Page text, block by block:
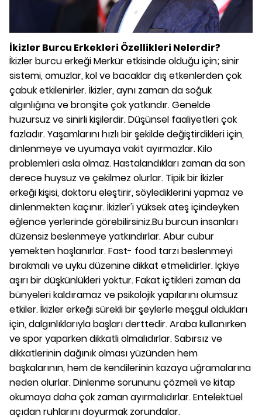
İkizler Burcu Erkekleri Özellikleri Nelerdir?
İkizler burcu erkeği Merkür etkisinde olduğu için; sinir
sistemi, omuzlar, kol ve bacaklar dış etkenlerden çok
çabuk etkilenirler. İkizler, aynı zaman da soğuk
algınlığına ve bronşite çok yatkındır. Genelde
huzursuz ve sinirli kişilerdir. Düşünsel faaliyetleri çok
fazladır. Yaşamlarını hızlı bir şekilde değiştirdikleri için,
dinlenmeye ve uyumaya vakit ayırmazlar. Kilo
problemleri asla olmaz. Hastalandıkları zaman da son
derece huysuz ve çekilmez olurlar. Tipik bir İkizler
erkeği kişisi, doktoru eleştirir, söylediklerini yapmaz ve
dinlenmekten kaçınır. İkizler'i yüksek ateş içindeyken
eğlence yerlerinde görebilirsiniz.Bu burcun insanları
düzensiz beslenmeye yatkındırlar. Abur cubur
yemekten hoşlanırlar. Fast- food tarzı beslenmeyi
bırakmalı ve uyku düzenine dikkat etmelidirler. İçkiye
aşırı bir düşkünlükleri yoktur. Fakat içtikleri zaman da
bünyeleri kaldıramaz ve psikolojik yapılarını olumsuz
etkiler. İkizler erkeği sürekli bir şeylerle meşgul oldukları
için, dalgınlıklarıyla başları derttedir. Araba kullanırken
ve spor yaparken dikkatli olmalıdırlar. Sabırsız ve
dikkatlerinin dağınık olması yüzünden hem
başkalarının, hem de kendilerinin kazaya uğramalarına
neden olurlar. Dinlenme sorununu çözmeli ve kitap
okumaya daha çok zaman ayırmalıdırlar. Entelektüel
açıdan ruhlarını doyurmak zorundalar.